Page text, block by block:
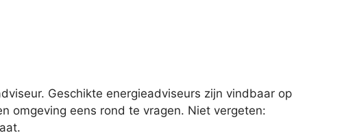
Geschikte energieadviseurs zijn vindbaar op
omgeving eens rond te vragen. Niet vergeten: